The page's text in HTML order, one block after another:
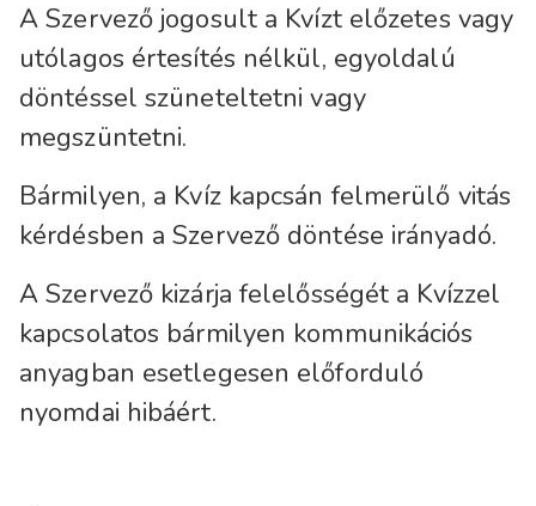
A Szervező jogosult a Kvízt előzetes vagy
utólagos értesítés nélkül, egyoldalú
döntéssel szüneteltetni vagy
megszüntetni.
Bármilyen, a Kvíz kapcsán felmerülő vitás
kérdésben a Szervező döntése irányadó.
A Szervező kizárja felelősségét a Kvízzel
kapcsolatos bármilyen kommunikációs
anyagban esetlegesen előforduló
nyomdai hibáért.